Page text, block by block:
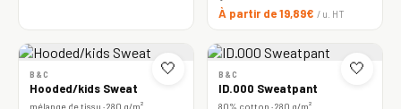
À partir de 19,89€ / u. HT
🤍
B&C
Hooded/kids Sweat
mélange de tissu · 280 g/m²
🤍
B&C
ID.000 Sweatpant
80% cotton · 280 g/m²